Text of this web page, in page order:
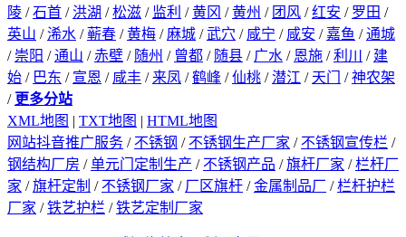
陵 /石首 / 洪湖 /松滋 / 监利 /黄冈 /黄州 / 团风 /红安 / 罗田 /
英山 /浠水 /蕲春 /黄梅 / 麻城 /武穴 / 咸宁 / 咸安 / 嘉鱼 /通城
/ 崇阳 /通山 /赤壁 / 随州 / 曾都 / 随县 / 广水 / 恩施 /利川 / 建
始 / 巴东 / 宣恩 / 咸丰 / 来凤 /鹤峰 /仙桃 /潜江 / 天门 /神农架
/ 更多分站
XML地图 | TXT地图 | HTML地图
网站抖音推广服务 / 不锈钢 / 不锈钢生产厂家 / 不锈钢宣传栏 /
钢结构厂房 /单元门定制生产 / 不锈钢产品 /旗杆厂家 /栏杆厂
家 /旗杆定制 / 不锈钢厂家 / 厂区旗杆 /金属制品厂 /栏杆护栏
厂家 /铁艺护栏 /铁艺定制厂家